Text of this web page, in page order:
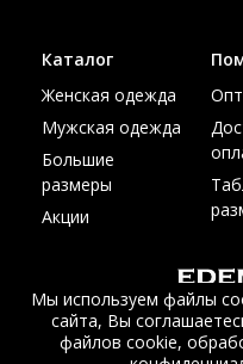
© Интернет магазин
EDEM-
Каталог
Женская одежда
Мужская одежда
Большие
размеры
Акции
Мы используем файлы
сайта, Вы
файлов cookie,